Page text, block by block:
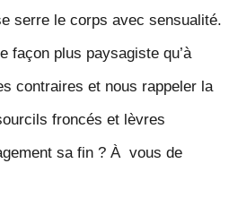
serre le corps avec sensualité.
façon plus paysagiste qu’à
contraires et nous rappeler la
froncés et lèvres
sa fin ? À vous de